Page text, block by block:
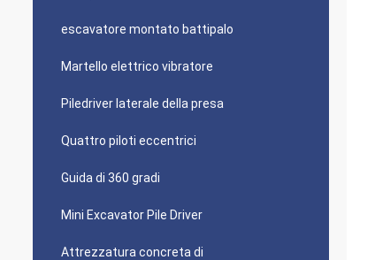
escavatore montato battipalo
Martello elettrico vibratore
Piledriver laterale della presa
Quattro piloti eccentrici
Guida di 360 gradi
Mini Excavator Pile Driver
Attrezzatura concreta di